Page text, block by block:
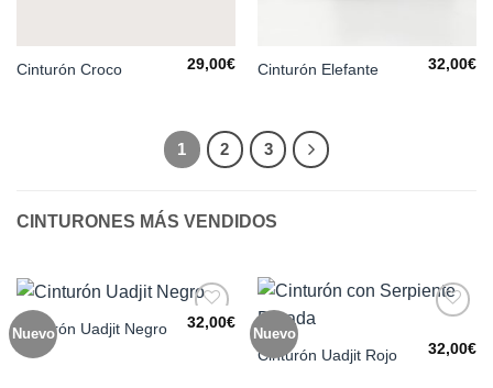
Cinturón Croco 29,00€ Cinturón Elefante 32,00€
1 2 3
CINTURONES MÁS VENDIDOS
Nuevo
Añadir
Cinturón Uadjit Negro 32,00€
Nuevo
a la
Cinturón Uadjit Rojo 32,00€